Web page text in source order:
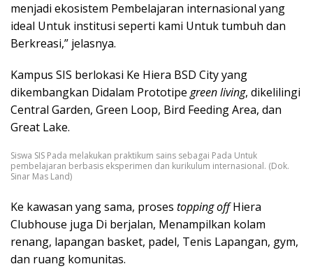
menjadi ekosistem Pembelajaran internasional yang
ideal Untuk institusi seperti kami Untuk tumbuh dan
Berkreasi,” jelasnya.
Kampus SIS berlokasi Ke Hiera BSD City yang
dikembangkan Didalam Prototipe green living, dikelilingi
Central Garden, Green Loop, Bird Feeding Area, dan
Great Lake.
Siswa SIS Pada melakukan praktikum sains sebagai Pada Untuk
pembelajaran berbasis eksperimen dan kurikulum internasional. (Dok.
Sinar Mas Land)
Ke kawasan yang sama, proses topping offHiera
Clubhouse juga Di berjalan, Menampilkan kolam
renang, lapangan basket, padel, Tenis Lapangan, gym,
dan ruang komunitas.